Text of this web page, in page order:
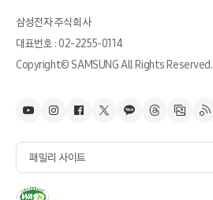
삼성전자 주식회사
대표번호 : 02-2255-0114
Copyright© SAMSUNG All Rights Reserved.
패밀리 사이트